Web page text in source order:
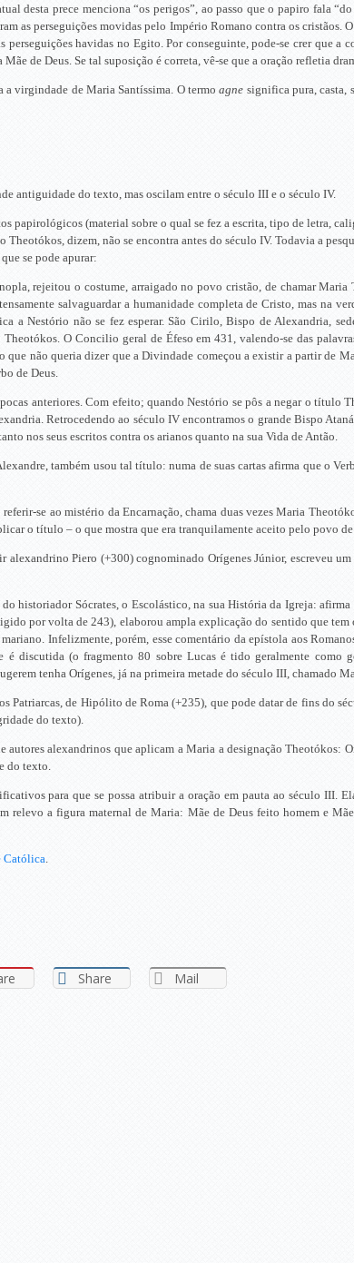
desta prece menciona “os perigos”, ao passo que o papiro fala
as perseguições movidas pelo Império Romano contra os cristãos.
perseguições havidas no Egito. Por conseguinte, pode-se crer que a
de Deus. Se tal suposição é correta, vê-se que a oração refletia
a virgindade de Maria Santíssima. O termoagne significa pura, casta,
antiguidade do texto, mas oscilam entre o século III e o século IV.
papirológicos (material sobre o qual se fez a escrita, tipo de letra,
Theotókos, dizem, não se encontra antes do século IV. Todavia a
se pode apurar:
rejeitou o costume, arraigado no povo cristão, de chamar
salvaguardar a humanidade completa de Cristo, mas na
a Nestório não se fez esperar. São Cirilo, Bispo de Alexandria,
O Concilio geral de Éfeso em 431, valendo-se das
que não queria dizer que a Divindade começou a existir a partir de
de Deus.
anteriores. Com efeito; quando Nestório se pôs a negar o
Retrocedendo ao século IV encontramos o grande Bispo
nos seus escritos contra os arianos quanto na sua Vida de Antão.
também usou tal título: numa de suas cartas afirma que o
se ao mistério da Encarnação, chama duas vezes Maria
o título – o que mostra que era tranquilamente aceito pelo povo de
Piero (+300) cognominado Orígenes Júnior, escreveu
historiador Sócrates, o Escolástico, na sua História da Igreja:
por volta de 243), elaborou ampla explicação do sentido que
Infelizmente, porém, esse comentário da epístola aos
discutida (o fragmento 80 sobre Lucas é tido geralmente como
tenha Orígenes, já na primeira metade do século III, chamado
Patriarcas, de Hipólito de Roma (+235), que pode datar de fins do
do texto).
autores alexandrinos que aplicam a Maria a designação Theotókos:
do texto.
para que se possa atribuir a oração em pauta ao século III.
relevo a figura maternal de Maria: Mãe de Deus feito homem e
Católica
Share Mail